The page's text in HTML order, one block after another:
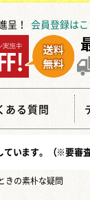
呈！ 会員登録はこ
ある質問
ています。（※要審査
きの素朴な疑問